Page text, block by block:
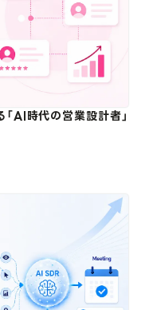
AI時代の営業設計者」